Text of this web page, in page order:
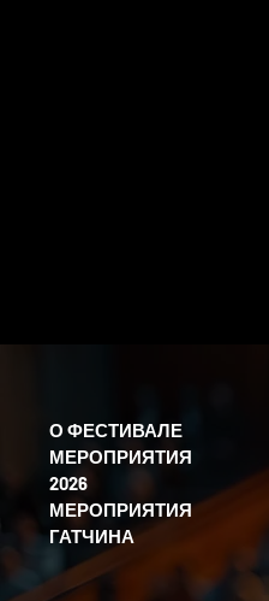
О ФЕСТИВАЛЕ
МЕРОПРИЯТИЯ
2026
МЕРОПРИЯТИЯ
ГАТЧИНА